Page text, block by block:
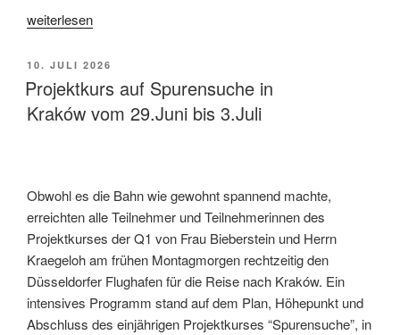
„Klasse
auf
den
Spuren
von
weiterlesen
VERÖFFENTLICHT
AM
10. JULI 2026
Projektkurs auf Spurensuche in
Kraków vom 29.Juni bis 3.Juli
Obwohl es die Bahn wie gewohnt spannend machte,
erreichten alle Teilnehmer und Teilnehmerinnen des
Projektkurses der Q1 von Frau Bieberstein und Herrn
Kraegeloh am frühen Montagmorgen rechtzeitig den
Düsseldorfer Flughafen für die Reise nach Kraków. Ein
intensives Programm stand auf dem Plan, Höhepunkt und
Abschluss des einjährigen Projektkurses “Spurensuche”, in